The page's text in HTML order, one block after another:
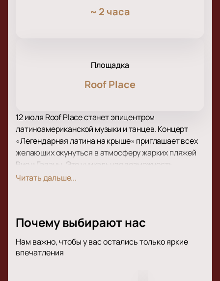
~ 2 часа
Площадка
Roof Place
12 июля Roof Place станет эпицентром
латиноамериканской музыки и танцев. Концерт
«Легендарная латина на крыше» приглашает всех
желающих окунуться в атмосферу жарких пляжей
Рио и Гаваны. Это уникальная возможность
насладиться живыми выступлениями звезд
Петербурга, славится своими потрясающими
место для проведения мероприятий под открытым
небом, где каждый гость сможет насладиться не
Читать дальше...
Почему выбирают нас
Нам важно, чтобы у вас остались только яркие
впечатления